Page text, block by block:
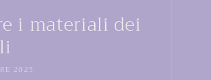
i materiali dei
2025